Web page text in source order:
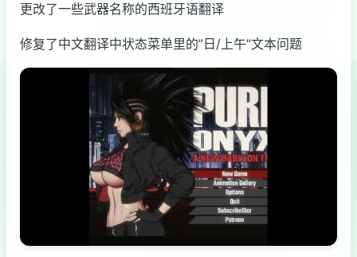
更改了一些武器名称的西班牙语翻译
修复了中文翻译中状态菜单里的”日/上午”文本问题